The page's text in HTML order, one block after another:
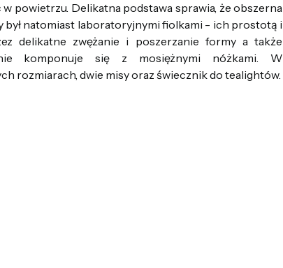
powietrzu. Delikatna podstawa sprawia, że obszerna
był natomiast laboratoryjnymi fiolkami - ich prostotą i
delikatne zwężanie i poszerzanie formy a także
komponuje się z mosiężnymi nóżkami. W
rozmiarach, dwie misy oraz świecznik do tealightów.